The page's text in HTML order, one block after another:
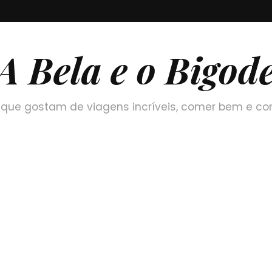
Bela e o
gostam de viagens incríveis, comer bem e